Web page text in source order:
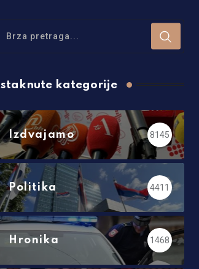
Istaknute kategorije
Izdvajamo 8145
Politika 4411
Hronika 1468